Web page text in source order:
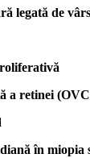
legată de
a retinei
în miopia